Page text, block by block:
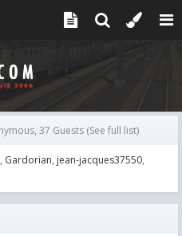
37 Guests (See full list)
Gardorian jean-jacques37550